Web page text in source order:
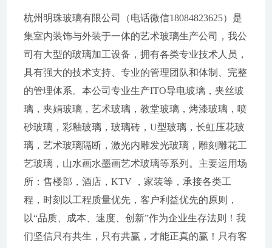
杭州明珠玻璃有限公司（电话微信18084823625）是
集室内装饰与外装于一体的艺术玻璃生产公司，我公
司有大型的玻璃加工设备，拥有各类专业技术人员，
具有强大的技术支持、专业的管理团队和体制、完整
的管理体系。本公司专业生产ITO导电玻璃，夹丝玻
璃，夹娟玻璃，艺术玻璃，教堂玻璃，烤漆玻璃，喷
砂玻璃，彩釉玻璃，玻璃砖，U型玻璃，长虹压花玻
璃，艺术玻璃隔断，激光内雕发光玻璃，雕刻雕花工
艺玻璃，山水画水墨画艺术玻璃等系列。主要运用场
所：售楼部，酒店，KTV ，家装等，承接各类工
程，时刻以工程质量优先，客户利益优先的原则，
以“品质、成本、速度、创新”作为企业生存法则！我
们坚信只有共生，只有共赢，才能正真的赢！只有客